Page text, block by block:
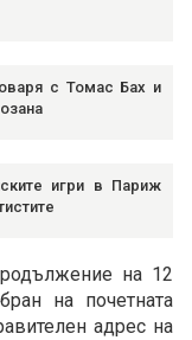
с Томас Бах и
игри в Париж
на 12
на почетната
адрес на